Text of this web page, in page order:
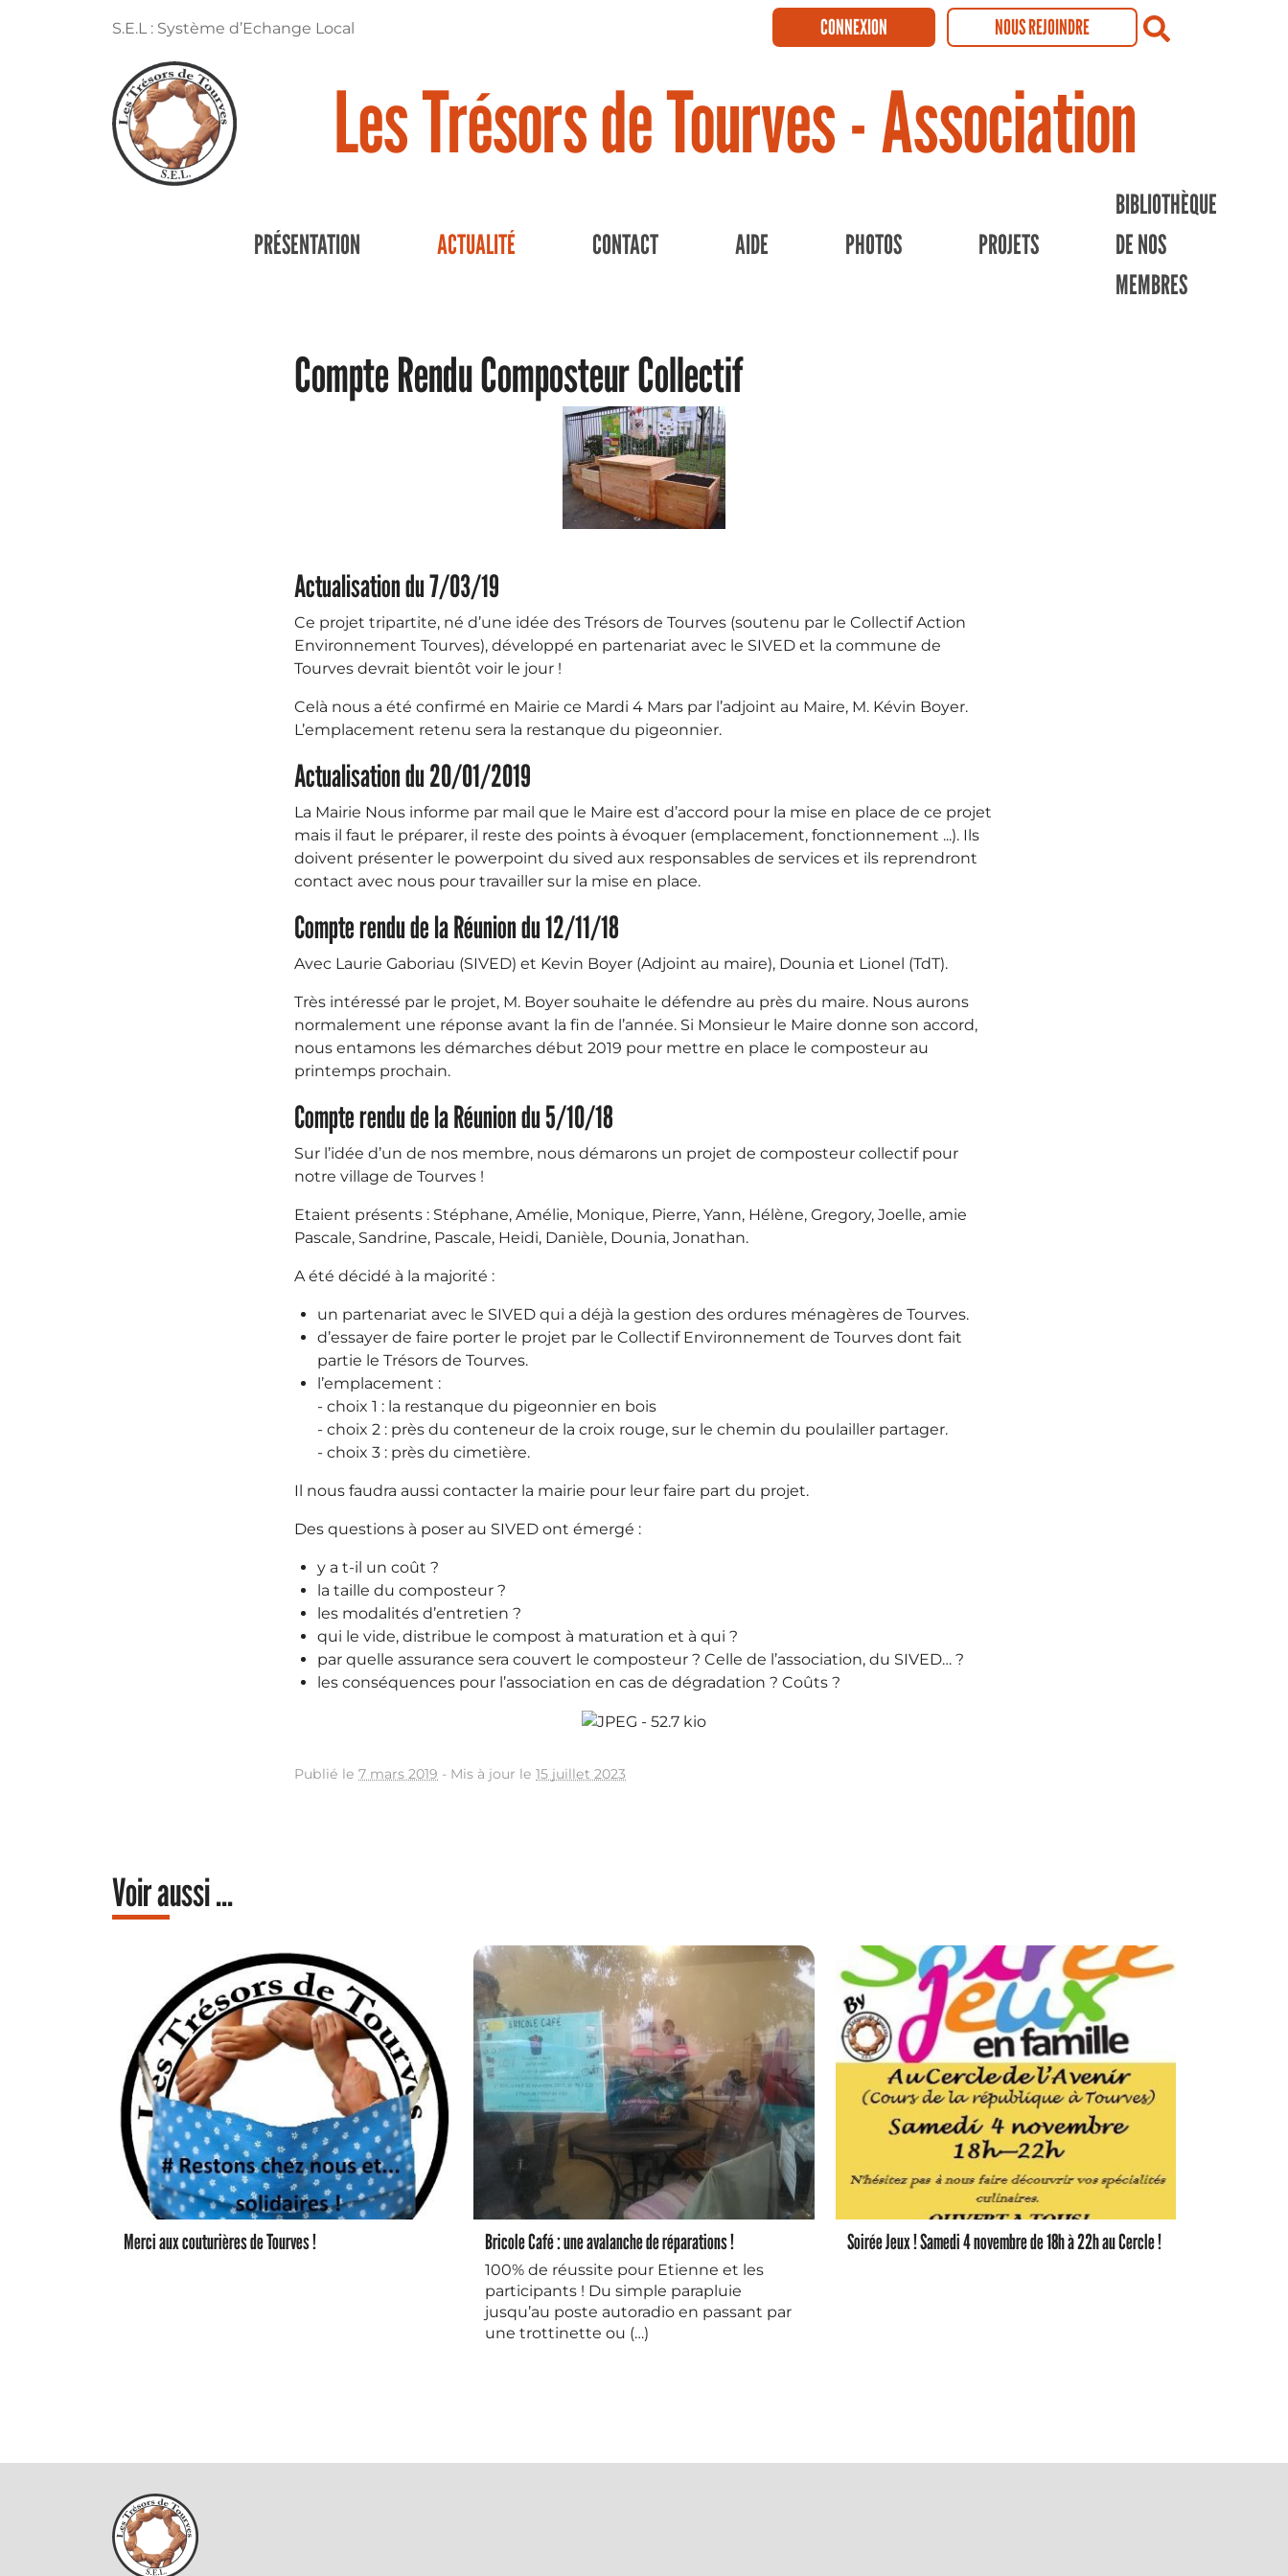
S.E.L : Système d’Echange Local CONNEXION NOUS REJOINDRE
Les Trésors de Tourves - Association
PRÉSENTATION ACTUALITÉ CONTACT AIDE PHOTOS PROJETS
BIBLIOTHÈQUE
DE NOS
MEMBRES
Compte Rendu Composteur Collectif
Actualisation du 7/03/19
Ce projet tripartite, né d’une idée des Trésors de Tourves (soutenu par le Collectif Action
Environnement Tourves), développé en partenariat avec le SIVED et la commune de
Tourves devrait bientôt voir le jour !
Celà nous a été confirmé en Mairie ce Mardi 4 Mars par l’adjoint au Maire, M. Kévin Boyer.
L’emplacement retenu sera la restanque du pigeonnier.
Actualisation du 20/01/2019
La Mairie Nous informe par mail que le Maire est d’accord pour la mise en place de ce projet
mais il faut le préparer, il reste des points à évoquer (emplacement, fonctionnement ...). Ils
doivent présenter le powerpoint du sived aux responsables de services et ils reprendront
contact avec nous pour travailler sur la mise en place.
Compte rendu de la Réunion du 12/11/18
Avec Laurie Gaboriau (SIVED) et Kevin Boyer (Adjoint au maire), Dounia et Lionel (TdT).
Très intéressé par le projet, M. Boyer souhaite le défendre au près du maire. Nous aurons
normalement une réponse avant la fin de l’année. Si Monsieur le Maire donne son accord,
nous entamons les démarches début 2019 pour mettre en place le composteur au
printemps prochain.
Compte rendu de la Réunion du 5/10/18
Sur l’idée d’un de nos membre, nous démarons un projet de composteur collectif pour
notre village de Tourves !
Etaient présents : Stéphane, Amélie, Monique, Pierre, Yann, Hélène, Gregory, Joelle, amie
Pascale, Sandrine, Pascale, Heidi, Danièle, Dounia, Jonathan.
A été décidé à la majorité :
un partenariat avec le SIVED qui a déjà la gestion des ordures ménagères de Tourves.
d’essayer de faire porter le projet par le Collectif Environnement de Tourves dont fait
partie le Trésors de Tourves.
l’emplacement :
- choix 1 : la restanque du pigeonnier en bois
- choix 2 : près du conteneur de la croix rouge, sur le chemin du poulailler partager.
- choix 3 : près du cimetière.
Il nous faudra aussi contacter la mairie pour leur faire part du projet.
Des questions à poser au SIVED ont émergé :
y a t-il un coût ?
la taille du composteur ?
les modalités d’entretien ?
qui le vide, distribue le compost à maturation et à qui ?
par quelle assurance sera couvert le composteur ? Celle de l’association, du SIVED… ?
les conséquences pour l’association en cas de dégradation ? Coûts ?
Publié le 7 mars 2019 - Mis à jour le 15 juillet 2023
Voir aussi ...
Merci aux couturières de Tourves ! Bricole Café : une avalanche de réparations !
100% de réussite pour Etienne et les
participants ! Du simple parapluie
jusqu’au poste autoradio en passant par
une trottinette ou (…)
Soirée Jeux ! Samedi 4 novembre de 18h à 22h au Cercle !